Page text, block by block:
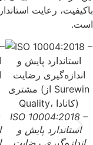
باکیفیت، رعایت
است.
ISO 10004:2018 –
استاندارد پایش و